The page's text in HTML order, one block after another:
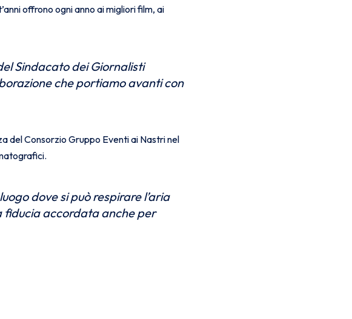
offrono ogni anno ai migliori film, ai
Sindacato dei Giornalisti
che portiamo avanti con
del Consorzio Gruppo Eventi ai Nastri nel
dove si può respirare l’aria
fiducia accordata anche per